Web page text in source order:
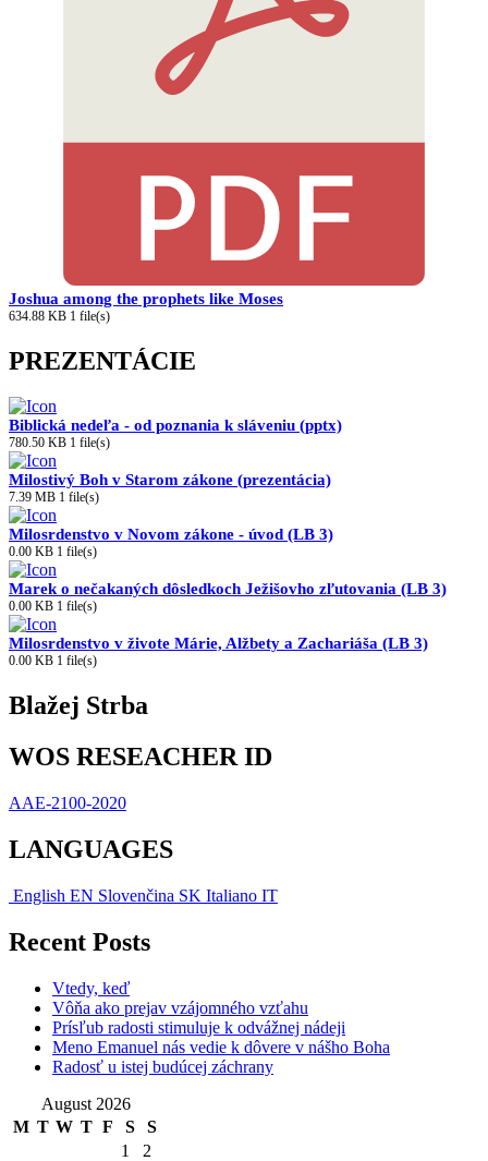
Joshua among the prophets like Moses
634.88 KB 1 file(s)
PREZENTÁCIE
Biblická nedeľa - od poznania k sláveniu (pptx)
780.50 KB 1 file(s)
Milostivý Boh v Starom zákone (prezentácia)
7.39 MB 1 file(s)
Milosrdenstvo v Novom zákone - úvod (LB 3)
0.00 KB 1 file(s)
Marek o nečakaných dôsledkoch Ježišovho zľutovania (LB 3)
0.00 KB 1 file(s)
Milosrdenstvo v živote Márie, Alžbety a Zachariáša (LB 3)
0.00 KB 1 file(s)
Blažej Strba
WOS RESEACHER ID
AAE-2100-2020
LANGUAGES
English EN Slovenčina SK Italiano IT
Recent Posts
Vtedy, keď
Vôňa ako prejav vzájomného vzťahu
Prísľub radosti stimuluje k odvážnej nádeji
Meno Emanuel nás vedie k dôvere v nášho Boha
Radosť u istej budúcej záchrany
August 2026
M T W T F S
S
1
2